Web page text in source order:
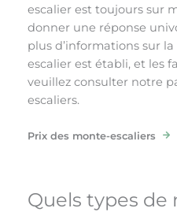
escalier est toujours sur
donner une réponse
plus d’informations sur
escalier est établi, et les
veuillez consulter notre
escaliers.
Prix des monte-escaliers
Quels types de